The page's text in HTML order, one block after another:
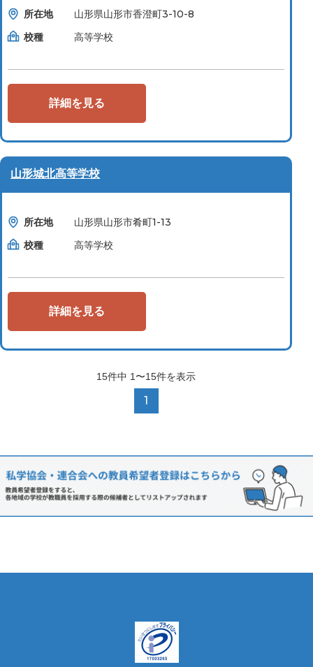
所在地
山形県山形市香澄町3-10-8
校種
高等学校
詳細を見る
山形城北高等学校
所在地
山形県山形市肴町1-13
校種
高等学校
詳細を見る
15件中 1〜15件を表示
1